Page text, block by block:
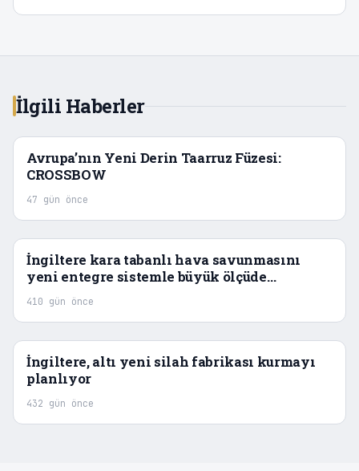
İlgili Haberler
Avrupa’nın Yeni Derin Taarruz Füzesi:
CROSSBOW
47 gün önce
İngiltere kara tabanlı hava savunmasını
yeni entegre sistemle büyük ölçüde
güçlendiriyor
410 gün önce
İngiltere, altı yeni silah fabrikası kurmayı
planlıyor
432 gün önce